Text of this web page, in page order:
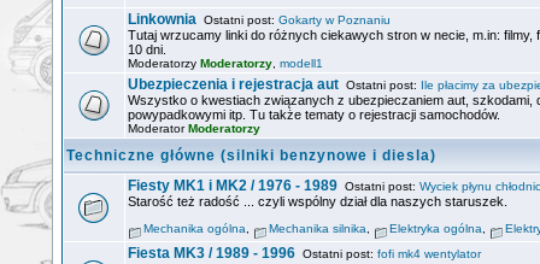
Linkownia Ostatni post: Gokarty w Poznaniu
Tutaj wrzucamy linki do różnych ciekawych stron w necie, m.in: filmy,
10 dni.
Moderatorzy Moderatorzy modell1
Ubezpieczenia i rejestracja aut Ostatni post: Ile płacimy za
Wszystko o kwestiach związanych z ubezpieczaniem aut, szkodami,
powypadkowymi itp. Tu także tematy o rejestracji samochodów.
ModeratorModeratorzy
Techniczne główne (silniki benzynowe i diesla)
Fiesty MK1 i MK2 / 1976 - 1989 Ostatni post: Wyciek płynu
Starość też radość ... czyli wspólny dział dla naszych staruszek.
Mechanika ogólna Mechanika silnika Elektryka ogólna
Fiesta MK3 / 1989 - 1996 Ostatni post: fofi mk4 wentylator